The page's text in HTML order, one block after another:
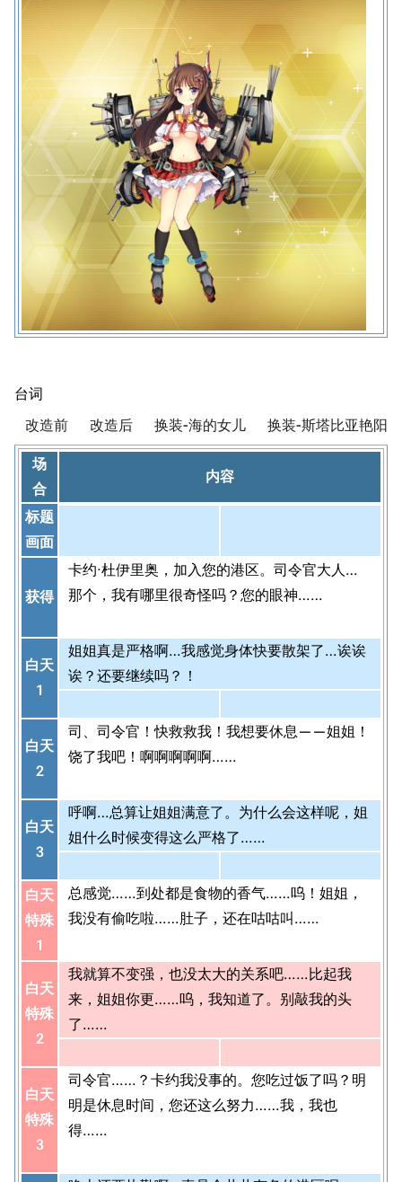
台词
改造前 改造后 换装-海的女儿 换装-斯塔比亚艳阳下
场
合
内容
标题
画面
获得
卡约·杜伊里奥，加入您的港区。司令官大人…
那个，我有哪里很奇怪吗？您的眼神……
白天
1
姐姐真是严格啊…我感觉身体快要散架了…诶诶
诶？还要继续吗？！
白天
2
司、司令官！快救救我！我想要休息——姐姐！
饶了我吧！啊啊啊啊啊……
白天
3
呼啊…总算让姐姐满意了。为什么会这样呢，姐
姐什么时候变得这么严格了……
白天
特殊
1
总感觉……到处都是食物的香气……呜！姐姐，
我没有偷吃啦……肚子，还在咕咕叫……
白天
特殊
2
我就算不变强，也没太大的关系吧……比起我
来，姐姐你更……呜，我知道了。别敲我的头
了……
白天
特殊
3
司令官……？卡约我没事的。您吃过饭了吗？明
明是休息时间，您还这么努力……我，我也
得……